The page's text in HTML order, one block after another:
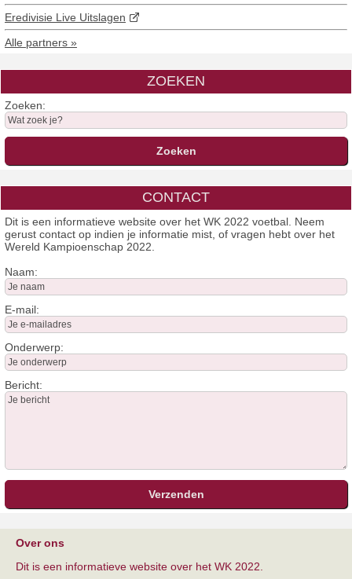
Eredivisie Live Uitslagen
Alle partners »
ZOEKEN
Zoeken:
CONTACT
Dit is een informatieve website over het WK 2022 voetbal. Neem
gerust contact op indien je informatie mist, of vragen hebt over het
Wereld Kampioenschap 2022.
Naam:
E-mail:
Onderwerp:
Bericht:
Over ons
Dit is een informatieve website over het WK 2022.